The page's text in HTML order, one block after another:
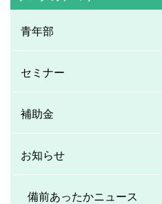
青年部
セミナー
補助金
お知らせ
備前あったかニュース